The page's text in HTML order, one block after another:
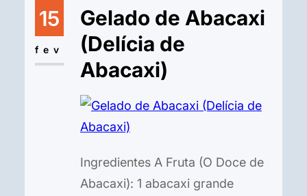
de baunilha (opcional). O Toque
de Cremosidade (Se necessário):
2 a 4 colheres (sopa) de leite
vegetal (amêndoas,…
15
fev
Gelado de Abacaxi
(Delícia de
Abacaxi)
Ingredientes A Fruta (O Doce de
Abacaxi): 1 abacaxi grande